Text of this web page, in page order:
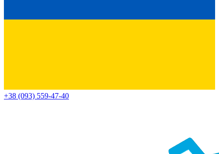
+38 (093) 559-47-40